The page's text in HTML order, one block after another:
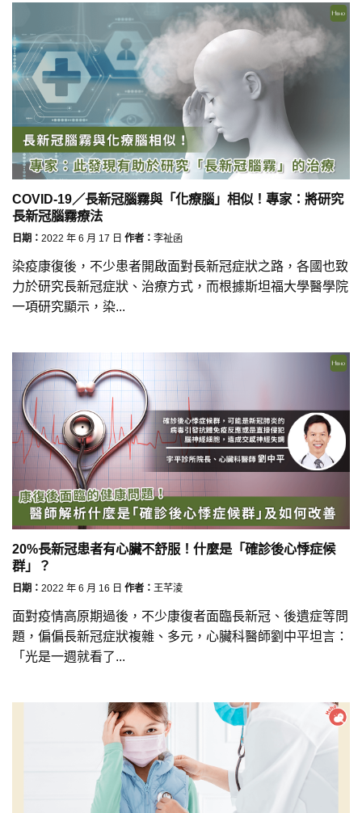
COVID-19／長新冠腦霧與「化療腦」相似！專家：將研究
長新冠腦霧療法
日期： 2022 年 6 月 17 日 作者： 李祉函
染疫康復後，不少患者開啟面對長新冠症狀之路，各國也致
力於研究長新冠症狀、治療方式，而根據斯坦福大學醫學院
一項研究顯示，染...
20%長新冠患者有心臟不舒服！什麼是「確診後心悸症候
群」？
日期： 2022 年 6 月 16 日 作者： 王芊淩
面對疫情高原期過後，不少康復者面臨長新冠、後遺症等問
題，偏偏長新冠症狀複雜、多元，心臟科醫師劉中平坦言：
「光是一週就看了...